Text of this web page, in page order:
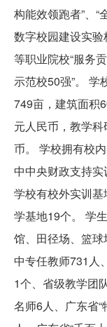
构能效领跑者”、“
数字校园建设实
等职业院校“服务
示范校50强”。 学
749亩，建筑面积
元人民币，教学
币。 学校拥有校
中中央财政支持实
学校有校外实训
学基地19个。 学
馆、田径场、篮
中专任教师731人
1个、省级教学团
名师6人、广东省